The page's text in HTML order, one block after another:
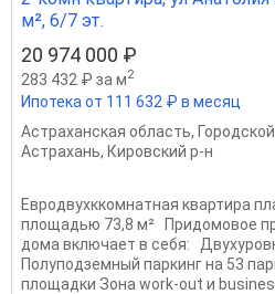
м², 6/7 эт.
20 974 000 ₽
283 432 ₽ за м2
Ипотека от 111 632 ₽ в месяц
Астраханская область,
Астрахань, Кировский р-н
Евродвухккомнатная квартира
площадью 73,8 м² Придомовое
дома включает в себя:
Полуподземный паркинг на 53
площадки Зона work-out и